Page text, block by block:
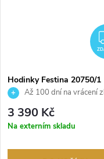
Hodinky Festina 20750/1
Až 100 dní na vrácení
Autorizovaný prodejce.
3 390 Kč
Na externím skladu